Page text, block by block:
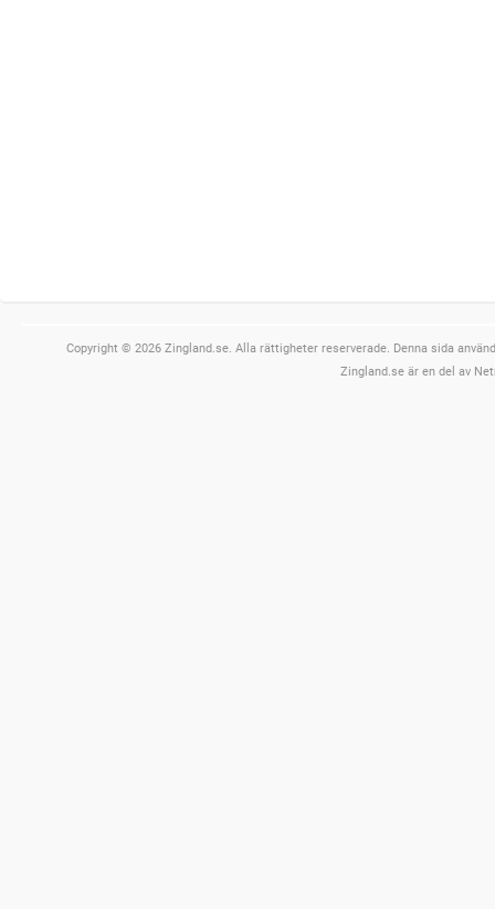
Copyright © 2026 Zingland.se. Alla rättigheter reserverade. Denna sida
Zingland.se är en del av